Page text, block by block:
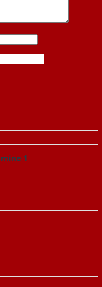
1